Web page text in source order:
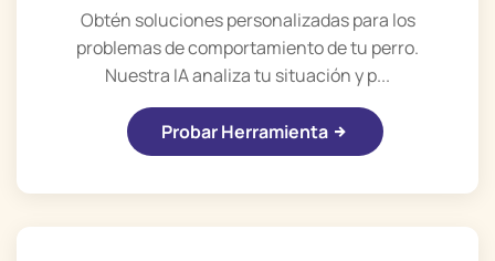
Obtén soluciones personalizadas para los
problemas de comportamiento de tu perro.
Nuestra IA analiza tu situación y p...
Probar Herramienta